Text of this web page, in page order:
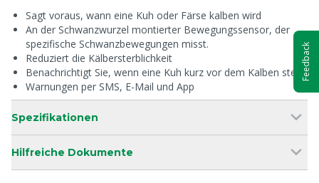
Sagt voraus, wann eine Kuh oder Färse kalben wird
An der Schwanzwurzel montierter Bewegungssensor, der
spezifische Schwanzbewegungen misst.
Reduziert die Kälbersterblichkeit
Benachrichtigt Sie, wenn eine Kuh kurz vor dem Kalben steht
Warnungen per SMS, E-Mail und App
Spezifikationen
Hilfreiche Dokumente
Feedback